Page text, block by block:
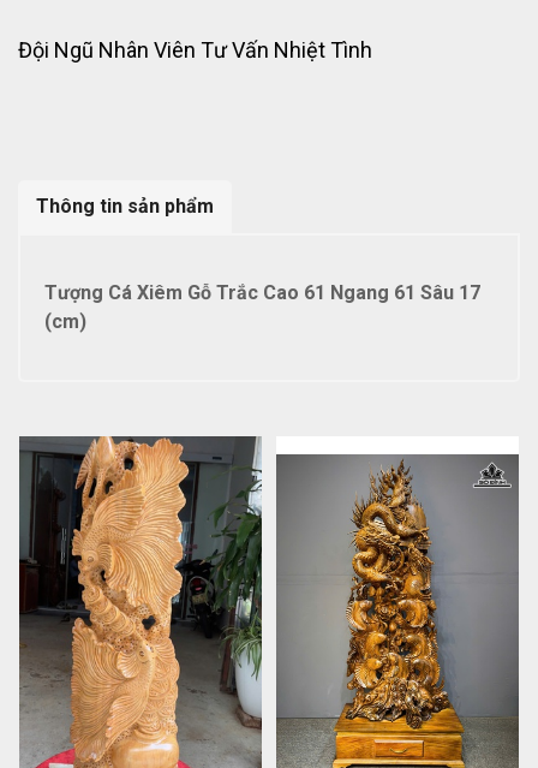
Đội Ngũ Nhân Viên Tư Vấn Nhiệt Tình
Thông tin sản phẩm
Tượng Cá Xiêm Gỗ Trắc Cao 61 Ngang 61 Sâu 17
(cm)